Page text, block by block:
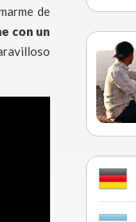
de
con un